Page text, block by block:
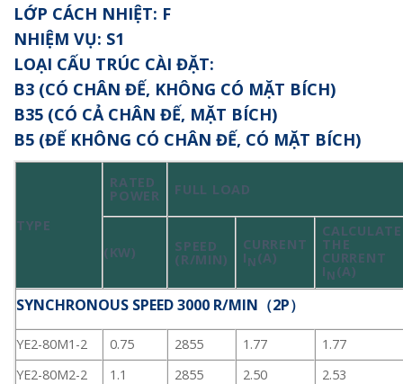
LỚP CÁCH NHIỆT: F
NHIỆM VỤ: S1
LOẠI CẤU TRÚC CÀI ĐẶT:
B3 (CÓ CHÂN ĐẾ, KHÔNG CÓ MẶT BÍCH)
B35 (CÓ CẢ CHÂN ĐẾ, MẶT BÍCH)
B5 (ĐẾ KHÔNG CÓ CHÂN ĐẾ, CÓ MẶT BÍCH)
TYPE
RATED
POWER FULL LOAD
(KW) SPEED
(R/MIN)
CURRENT
IN(A)
CALCULATE
THE
CURRENT
IN(A)
SYNCHRONOUS SPEED 3000 R/MIN（2P）
YE2-80M1-2 0.75 2855 1.77
1.77
YE2-80M2-2
1.1 2855 2.50
2.53